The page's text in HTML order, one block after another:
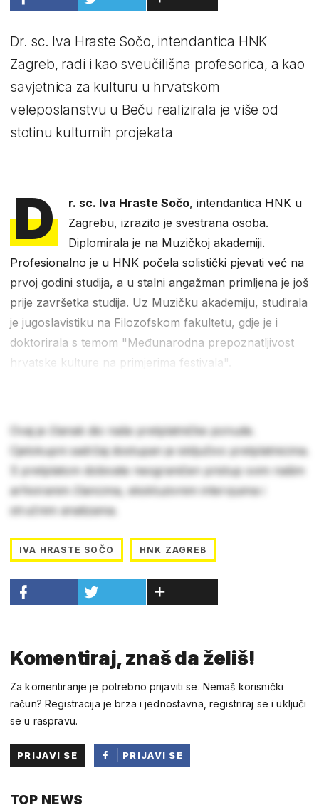
Dr. sc. Iva Hraste Sočo, intendantica HNK
Zagreb, radi i kao sveučilišna profesorica, a kao
savjetnica za kulturu u hrvatskom
veleposlanstvu u Beču realizirala je više od
stotinu kulturnih projekata
D r. sc. Iva Hraste Sočo, intendantica HNK u
Zagrebu, izrazito je svestrana osoba.
Diplomirala je na Muzičkoj akademiji.
Profesionalno je u HNK počela solistički pjevati već na
prvoj godini studija, a u stalni angažman primljena je još
prije završetka studija. Uz Muzičku akademiju, studirala
je jugoslavistiku na Filozofskom fakultetu, gdje je i
doktorirala s temom "Međunarodna prepoznatljivost
hrvatske kulture na primjerima festivala".
Ovaj je članak dio naše pretplatničke ponude.
Cjelokupni sadržaj dostupan je isključivo pretplatnicima.
S pretplatom dobivate neograničen pristup svim našim
arhiviranim člancima, ekskluzivnim intervjuima i
stručnim analizama.
IVA HRASTE SOČO HNK ZAGREB
Komentiraj, znaš da želiš!
Za komentiranje je potrebno prijaviti se. Nemaš korisnički
račun? Registracija je brza i jednostavna, registriraj se i uključi
se u raspravu.
PRIJAVI SE
PRIJAVI SE
TOP NEWS